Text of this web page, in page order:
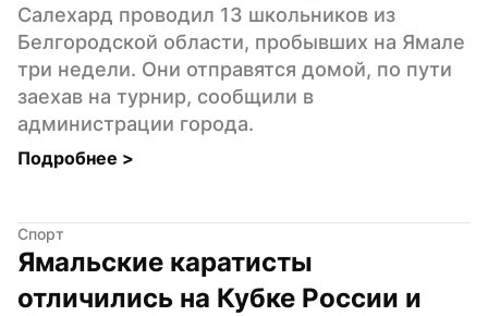
Салехард проводил 13 школьников из
Белгородской области, пробывших на Ямале
три недели. Они отправятся домой, по пути
заехав на турнир, сообщили в
администрации города.
Подробнее >
Спорт
Ямальские каратисты
отличились на Кубке России и